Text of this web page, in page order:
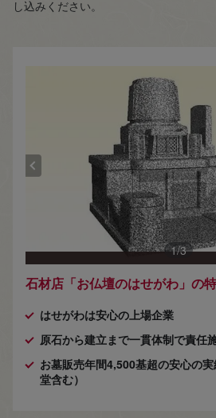
し込みください。
石材店「お仏壇のはせがわ」の
はせがわは安心の上場企業
原石から建立まで一貫体制で責任
お墓販売年間4,500基超の安心の
堂含む）
1/3